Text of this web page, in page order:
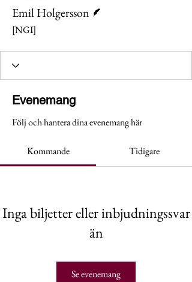
Emil Holgersson
[NGI]
Evenemang
Följ och hantera dina evenemang här
Kommande Tidigare
Inga biljetter eller inbjudningssvar
än
Se evenemang